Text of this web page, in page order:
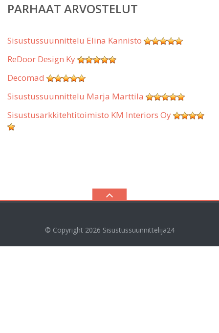
PARHAAT ARVOSTELUT
Sisustussuunnittelu Elina Kannisto
ReDoor Design Ky
Decomad
Sisustussuunnittelu Marja Marttila
Sisustusarkkitehtitoimisto KM Interiors Oy
© Copyright 2026 Sisustussuunnittelija24